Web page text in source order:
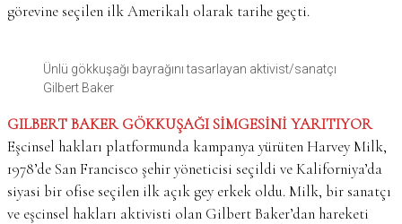
görevine seçilen ilk Amerikalı olarak tarihe geçti.
Ünlü gökkuşağı bayrağını tasarlayan aktivist/sanatçı
Gilbert Baker
GILBERT BAKER GÖKKUŞAĞI SİMGESİNİ YARITIYOR
Eşcinsel hakları platformunda kampanya yürüten Harvey Milk,
1978’de San Francisco şehir yöneticisi seçildi ve Kaliforniya’da
siyasi bir ofise seçilen ilk açık gey erkek oldu. Milk, bir sanatçı
ve eşcinsel hakları aktivisti olan Gilbert Baker’dan hareketi